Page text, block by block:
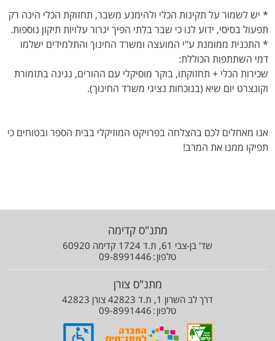
* יש לשמור על תקינות הכלי ולהימנע משבר, תחזוקת הכלי הינה רק
תפעול בסיסי, ידוע לנו כי שבר בלתי הפיך יגרור עלויות תיקון נוספות.
* התכנית ממומנת ע"י המועצה ומשרד החינוך והתלמידים ישלמו
דמי השתתפות הכוללת:
שכירות הכלי + תחזוקתו, בוקר מוסיקלי עם ההורים, נגינה בתזמורת
וקונצרט יום שיא (בנוכחות נציגי משרד החינוך).
אנו מאחלים לכם בהצלחה בפרויקט המוזיקלי בבית הספר ובטוחים כי
תפיקו ממנו את המרב!
מתנ"ס קדימה
שד' בן-צבי 61, ת.ד 1724 קדימה 60920
טלפון 09-8991446
מתנ"ס צורן
דרך לב השרון 1, ת.ד 42823 צורן 42823
טלפון 09-8991446